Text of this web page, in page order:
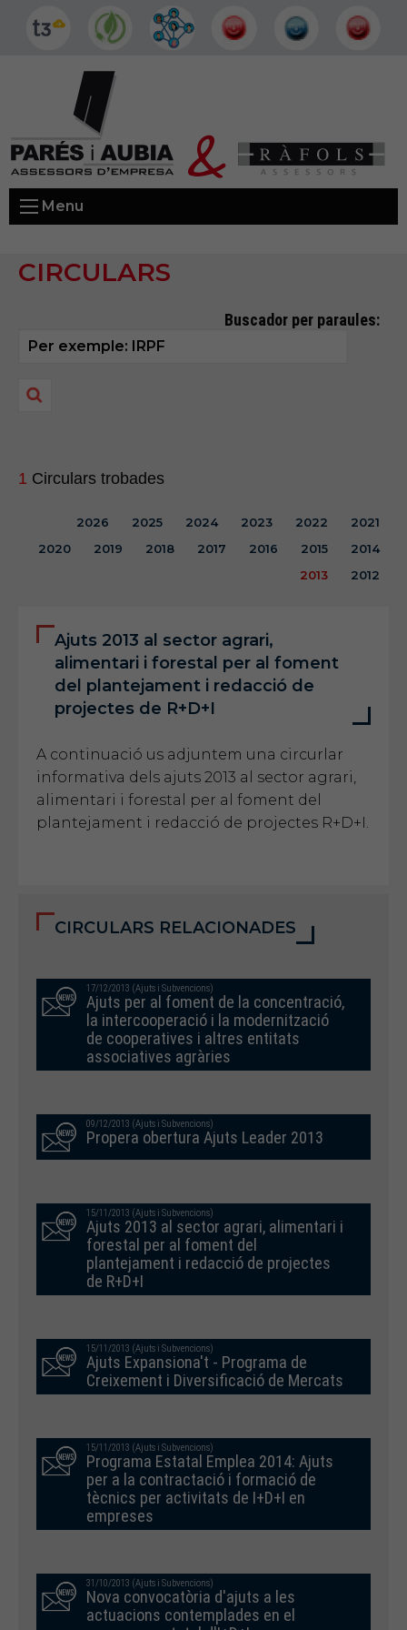
Menu
CIRCULARS
Buscador per paraules:
1 Circulars trobades
2026 2025 2024 2023 2022
2021
2020
2019 2018 2017 2016 2015
2014
2013
2012
Ajuts 2013 al sector agrari,
alimentari i forestal per al foment
del plantejament i redacció de
projectes de R+D+I
A continuació us adjuntem una circurlar
informativa dels ajuts 2013 al sector agrari,
alimentari i forestal per al foment del
plantejament i redacció de projectes R+D+I.
CIRCULARS RELACIONADES
17/12/2013 (Ajuts i Subvencions)
Ajuts per al foment de la concentració,
la intercooperació i la modernització
de cooperatives i altres entitats
associatives agràries
09/12/2013 (Ajuts i Subvencions)
Propera obertura Ajuts Leader 2013
15/11/2013 (Ajuts i Subvencions)
Ajuts 2013 al sector agrari, alimentari i
forestal per al foment del
plantejament i redacció de projectes
de R+D+I
15/11/2013 (Ajuts i Subvencions)
Ajuts Expansiona't - Programa de
Creixement i Diversificació de Mercats
15/11/2013 (Ajuts i Subvencions)
Programa Estatal Emplea 2014: Ajuts
per a la contractació i formació de
tècnics per activitats de I+D+I en
empreses
31/10/2013 (Ajuts i Subvencions)
Nova convocatòria d'ajuts a les
actuacions contemplades en el